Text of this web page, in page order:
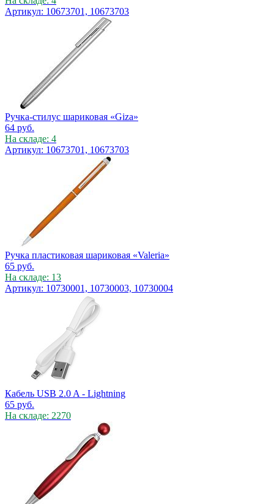
Артикул: 10673701, 10673703
Ручка-стилус шариковая «Giza»
64 руб.
На складе: 4
Артикул: 10673701, 10673703
Ручка пластиковая шариковая «Valeria»
65 руб.
На складе: 13
Артикул: 10730001, 10730003, 10730004
Кабель USB 2.0 A - Lightning
65 руб.
На складе: 2270